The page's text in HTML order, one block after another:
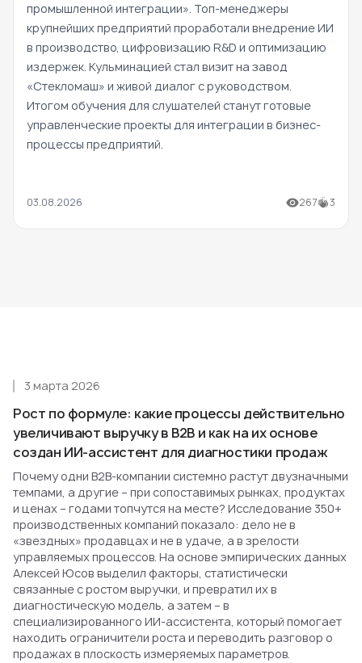
промышленной интеграции». Топ-менеджеры
крупнейших предприятий проработали внедрение ИИ
в производство, цифровизацию R&D и оптимизацию
издержек. Кульминацией стал визит на завод
«Стекломаш» и живой диалог с руководством.
Итогом обучения для слушателей станут готовые
управленческие проекты для интеграции в бизнес-
процессы предприятий.
03.08.2026 267 3
Рост по формуле: какие процессы действительно
увеличивают выручку в B2B и как на их основе
создан ИИ-ассистент для диагностики продаж
3 марта 2026
Почему одни B2B-компании системно растут двузначными
темпами, а другие – при сопоставимых рынках, продуктах
и ценах – годами топчутся на месте? Исследование 350+
производственных компаний показало: дело не в
«звездных» продавцах и не в удаче, а в зрелости
управляемых процессов. На основе эмпирических данных
Алексей Юсов выделил факторы, статистически
связанные с ростом выручки, и превратил их в
диагностическую модель, а затем – в
специализированного ИИ-ассистента, который помогает
находить ограничители роста и переводить разговор о
продажах в плоскость измеряемых параметров.